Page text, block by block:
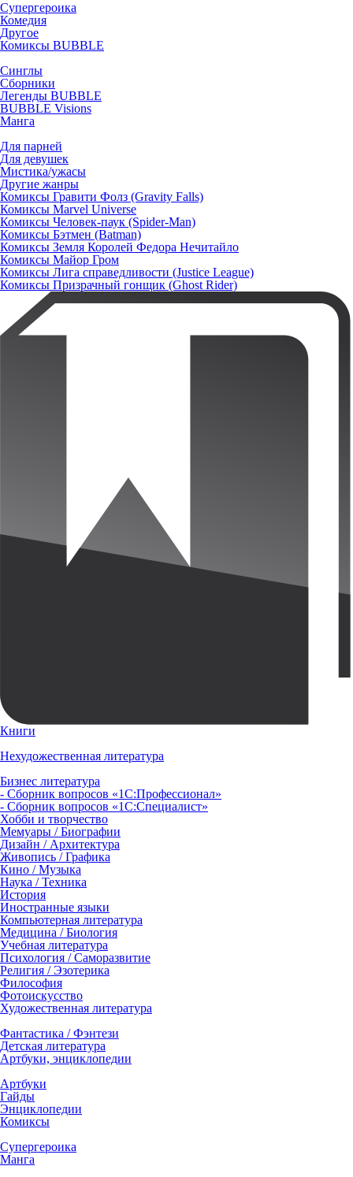
Супергероика
Комедия
Другое
Комиксы BUBBLE
Синглы
Сборники
Легенды BUBBLE
BUBBLE Visions
Манга
Для парней
Для девушек
Мистика/ужасы
Другие жанры
Комиксы Гравити Фолз (Gravity Falls)
Комиксы Marvel Universe
Комиксы Человек-паук (Spider-Man)
Комиксы Бэтмен (Batman)
Комиксы Земля Королей Федора Нечитайло
Комиксы Майор Гром
Комиксы Лига справедливости (Justice League)
Комиксы Призрачный гонщик (Ghost Rider)
Книги
Нехудожественная литература
Бизнес литература
- Сборник вопросов «1С:Профессионал»
- Сборник вопросов «1С:Специалист»
Хобби и творчество
Мемуары / Биографии
Дизайн / Архитектура
Живопись / Графика
Кино / Музыка
Наука / Техника
История
Иностранные языки
Компьютерная литература
Медицина / Биология
Учебная литература
Психология / Саморазвитие
Религия / Эзотерика
Философия
Фотоискусство
Художественная литература
Фантастика / Фэнтези
Детская литература
Артбуки, энциклопедии
Артбуки
Гайды
Энциклопедии
Комиксы
Супергероика
Манга